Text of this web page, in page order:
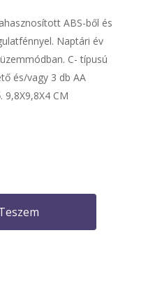
ABS-ből és
Naptári év
C- típusú
és/vagy 3 db AA
CM